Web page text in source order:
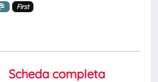
First
Scheda completa